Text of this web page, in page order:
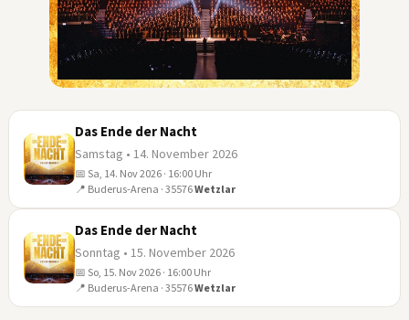
NOV
Das Ende der Nacht
Samstag • 14. November 2026
📅 Sa, 14. Nov 2026 · 16:00 Uhr
📍 Buderus-Arena · 35576Wetzlar
NOV
Das Ende der Nacht
Sonntag • 15. November 2026
📅 So, 15. Nov 2026 · 16:00 Uhr
📍 Buderus-Arena · 35576Wetzlar